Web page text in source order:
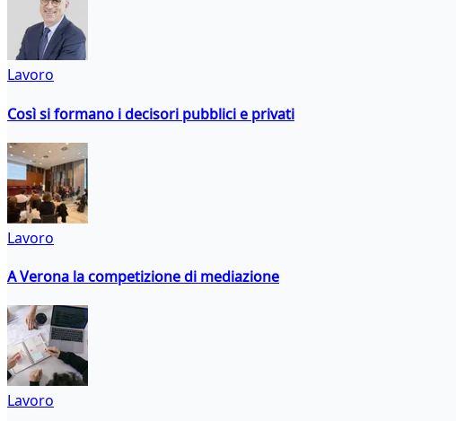
Lavoro
Così si formano i decisori pubblici e privati
Lavoro
A Verona la competizione di mediazione
Lavoro